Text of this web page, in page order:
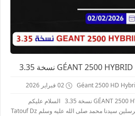
02 فبراير 2026
تحديث جديد لجهاز جيون GÉANT 2500 HYBRID نسخة 3.35 السلام عليكم
والصلاة والسلام على أشرف المرسلين سيدنا محمد صلى الله عليه وسلم Tatouf Dz